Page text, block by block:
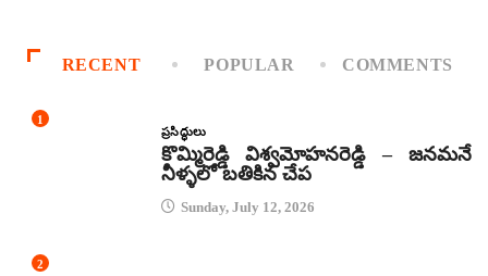
RECENT POPULAR COMMENTS
1
ప్రసిద్ధులు
కొమ్మిరెడ్డి విశ్వమోహనరెడ్డి – జనమనే
నీళ్ళలో బతికిన చేప
Sunday, July 12, 2026
2